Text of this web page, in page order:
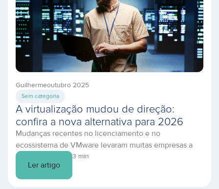
Guilhermeoutubro 2025
Sem categoria
A virtualização mudou de direção:
confira a nova alternativa para 2026
Mudanças recentes no licenciamento e no
ecossistema de VMware levaram muitas empresas a
revisitar sua estratégia de virtualização e nuvem. Se
você busca uma transição segura, com suporte
próximo e controle de custos, o BCOS (Binario Cloud
Ler artigo
3 min